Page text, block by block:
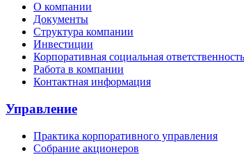
О компании
Документы
Структура компании
Инвестиции
Корпоративная социальная ответственность
Работа в компании
Контактная информация
Управление
Практика корпоративного управления
Собрание акционеров